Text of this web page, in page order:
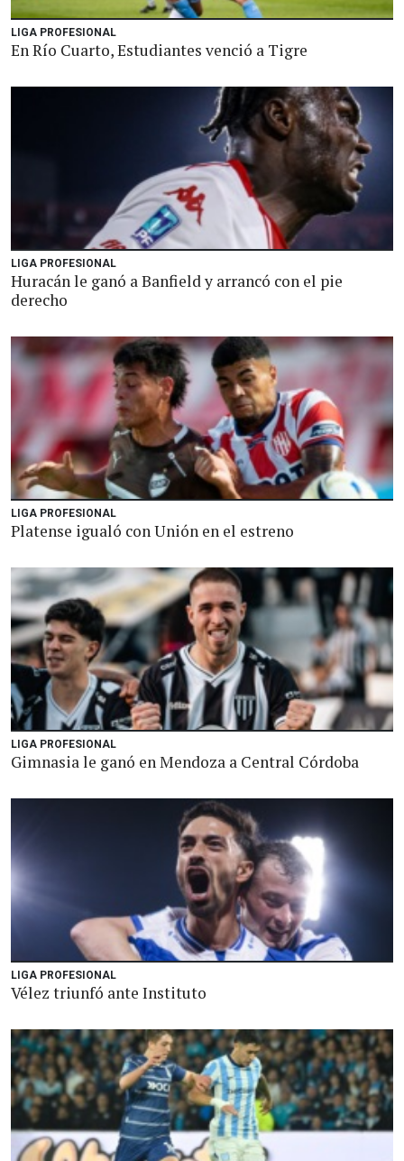
LIGA PROFESIONAL
En Río Cuarto, Estudiantes venció a Tigre
LIGA PROFESIONAL
Huracán le ganó a Banfield y arrancó con el pie
derecho
LIGA PROFESIONAL
Platense igualó con Unión en el estreno
LIGA PROFESIONAL
Gimnasia le ganó en Mendoza a Central Córdoba
LIGA PROFESIONAL
Vélez triunfó ante Instituto